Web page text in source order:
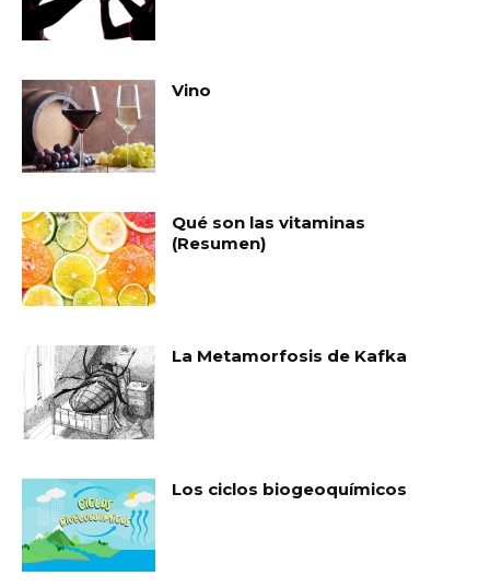
Vino
Qué son las vitaminas
(Resumen)
La Metamorfosis de Kafka
Los ciclos biogeoquímicos